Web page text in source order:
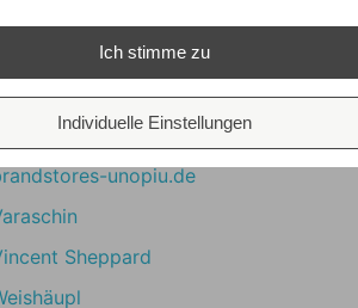
Ich stimme zu
Individuelle Einstellungen